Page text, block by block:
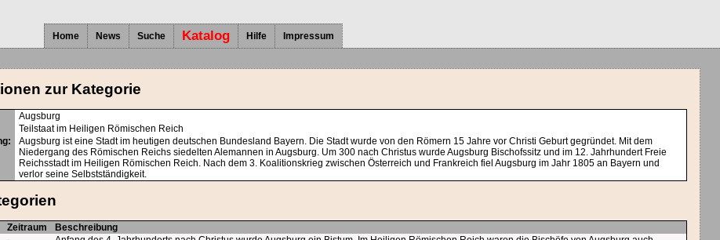
Home News Suche Katalog Hilfe Impressum
zur Kategorie
Augsburg
Teilstaat im Heiligen Römischen Reich
Augsburg ist eine Stadt im heutigen deutschen Bundesland Bayern. Die Stadt wurde von den Römern 15 Jahre vor Christi Geburt gegründet. Mit dem
Niedergang des Römischen Reichs siedelten Alemannen in Augsburg. Um 300 nach Christus wurde Augsburg Bischofssitz und im 12. Jahrhundert Freie
Reichsstadt im Heiligen Römischen Reich. Nach dem 3. Koalitionskrieg zwischen Österreich und Frankreich fiel Augsburg im Jahr 1805 an Bayern und
verlor seine Selbstständigkeit.
Zeitraum
Beschreibung